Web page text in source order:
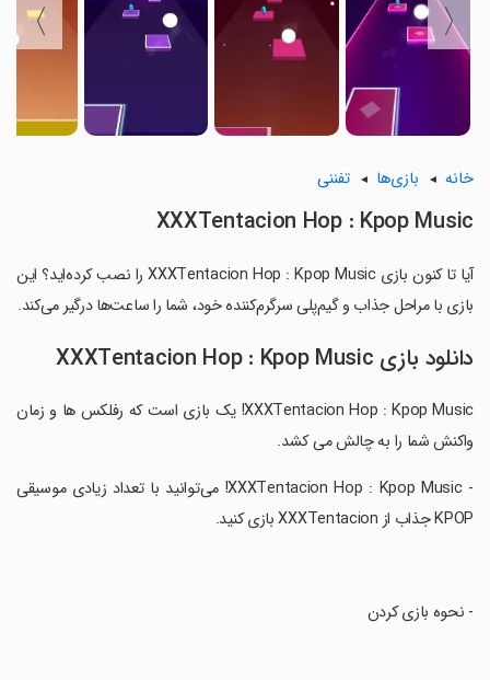
〈
〉
خانه بازی‌ها تفننی
XXXTentacion Hop : Kpop Music
آیا تا کنون بازی XXXTentacion Hop : Kpop Music را نصب کرده‌اید؟ این
بازی با مراحل جذاب و گیم‌پلی سرگرم‌کننده خود، شما را ساعت‌ها درگیر می‌کند.
دانلود بازی XXXTentacion Hop : Kpop Music
XXXTentacion Hop : Kpop Music! یک بازی است که رفلکس ها و زمان
واکنش شما را به چالش می کشد.
‏- XXXTentacion Hop : Kpop Music! می‌توانید با تعداد زیادی موسیقی
KPOP جذاب از XXXTentacion بازی کنید.
‏- نحوه بازی کردن